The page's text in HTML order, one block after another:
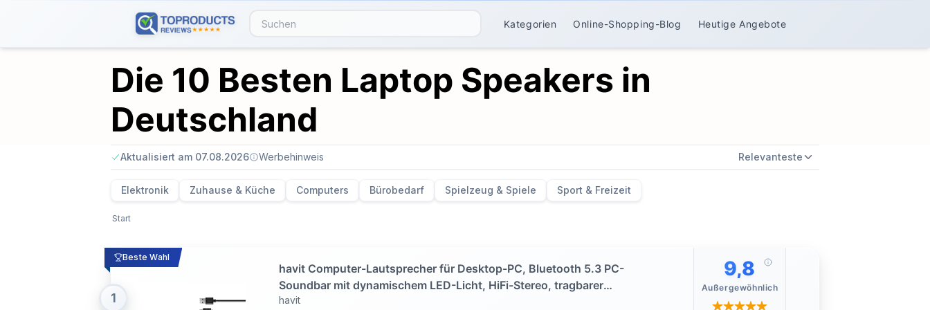
Kategorien Online-Shopping-Blog Heutige Angebote
Die 10 Besten Laptop Speakers in
Deutschland
Aktualisiert am 07.08.2026 Werbehinweis Relevanteste
Elektronik Zuhause & Küche Computers Bürobedarf Spielzeug & Spiele Sport & Freizeit
Start
Beste Wahl
1
havit Computer-Lautsprecher für Desktop-PC, Bluetooth 5.3 PC-
Soundbar mit dynamischem LED-Licht, HiFi-Stereo, tragbarer
Bluetooth-Lautsprecher, Gaming-Lautsprecher für PC, Laptop, Tablet
havit
9,8
Außergewöhnlich